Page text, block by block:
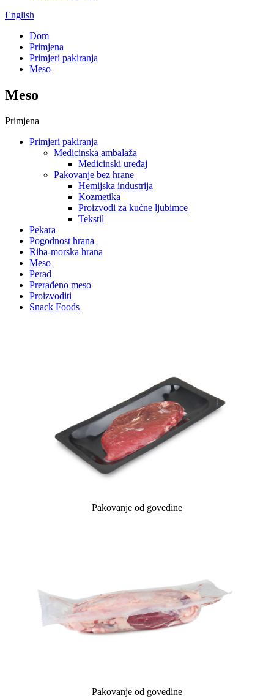
English
Dom
Primjena
Primjeri pakiranja
Meso
Meso
Primjena
Primjeri pakiranja
Medicinska ambalaža
Medicinski uređaj
Pakovanje bez hrane
Hemijska industrija
Kozmetika
Proizvodi za kućne ljubimce
Tekstil
Pekara
Pogodnost hrana
Riba-morska hrana
Meso
Perad
Prerađeno meso
Proizvoditi
Snack Foods
Pakovanje od govedine
Pakovanje od govedine